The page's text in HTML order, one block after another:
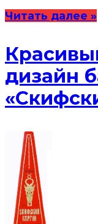
Читать далее »
дизайн